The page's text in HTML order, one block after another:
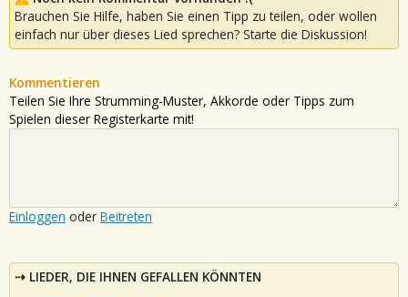
Brauchen Sie Hilfe, haben Sie einen Tipp zu teilen, oder wollen
einfach nur über dieses Lied sprechen? Starte die Diskussion!
Kommentieren
Teilen Sie Ihre Strumming-Muster, Akkorde oder Tipps zum
Spielen dieser Registerkarte mit!
Einloggen oder Beitreten
LIEDER, DIE IHNEN GEFALLEN KÖNNTEN